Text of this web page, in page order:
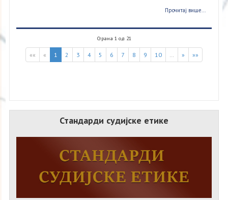
Прочитај више...
Страна 1 од 21
«« « 1 2 3 4 5 6 7 8 9 10 … » »»
Стандарди судијске етике